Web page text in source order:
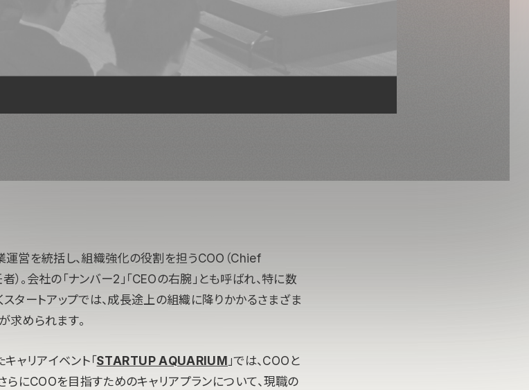
営を統括し、組織強化の役割を担うCOO（Chief
会社の「ナンバー2」「CEOの右腕」とも呼ばれ、特に数
タートアップでは、成長途上の組織に降りかかるさまざま
求められます。
ャリアイベント「STARTUP AQUARIUM 」では、COOと
らにCOOを目指すためのキャリアプランについて、現職の